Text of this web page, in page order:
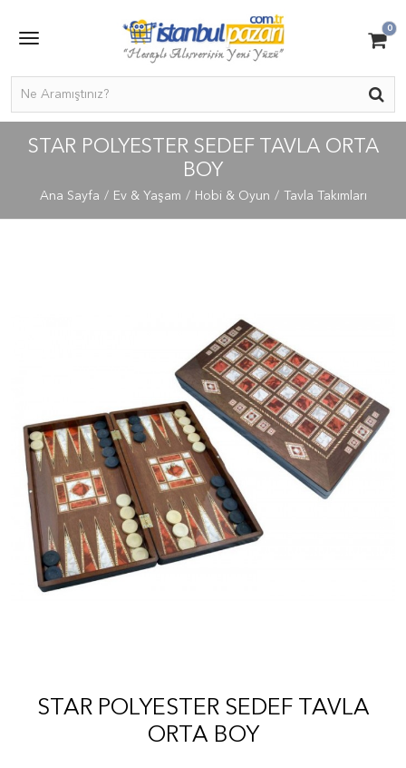
0
STAR POLYESTER SEDEF TAVLA ORTA
BOY
Ana Sayfa Ev & Yaşam Hobi & Oyun Tavla Takımları
STAR POLYESTER SEDEF TAVLA
ORTA BOY